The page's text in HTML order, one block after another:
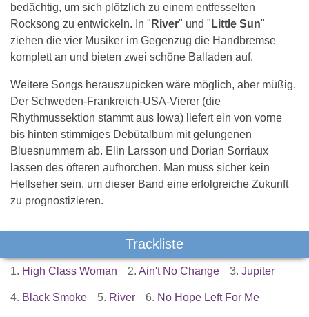
bedächtig, um sich plötzlich zu einem entfesselten
Rocksong zu entwickeln. In " River" und " Little Sun"
ziehen die vier Musiker im Gegenzug die Handbremse
komplett an und bieten zwei schöne Balladen auf.
Weitere Songs herauszupicken wäre möglich, aber müßig.
Der Schweden-Frankreich-USA-Vierer (die
Rhythmussektion stammt aus Iowa) liefert ein von vorne
bis hinten stimmiges Debütalbum mit gelungenen
Bluesnummern ab. Elin Larsson und Dorian Sorriaux
lassen des öfteren aufhorchen. Man muss sicher kein
Hellseher sein, um dieser Band eine erfolgreiche Zukunft
zu prognostizieren.
Trackliste
1. High Class Woman 2. Ain't No Change 3. Jupiter
4. Black Smoke 5. River 6. No Hope Left For Me